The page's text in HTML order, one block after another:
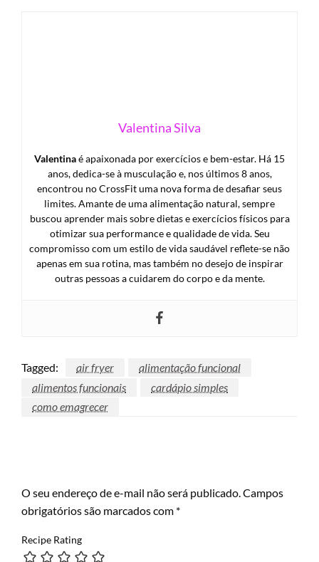
Valentina Silva
Valentinaé apaixonada por exercícios e bem-estar. Há 15
anos, dedica-se à musculação e, nos últimos 8 anos,
encontrou no CrossFit uma nova forma de desafiar seus
limites. Amante de uma alimentação natural, sempre
buscou aprender mais sobre dietas e exercícios físicos para
otimizar sua performance e qualidade de vida. Seu
compromisso com um estilo de vida saudável reflete-se não
apenas em sua rotina, mas também no desejo de inspirar
outras pessoas a cuidarem do corpo e da mente.
Tagged: air fryer
alimentação funcional
alimentos funcionais
cardápio simples
como emagrecer
O seu endereço de e-mail não será publicado.Campos
obrigatórios são marcados com *
Recipe Rating